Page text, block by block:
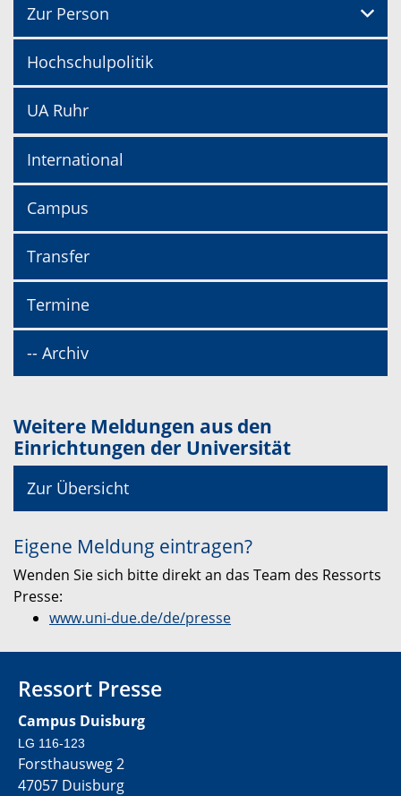
Zur Person
Hochschulpolitik
UA Ruhr
International
Campus
Transfer
Termine
-- Archiv
Weitere Meldungen aus den
Einrichtungen der Universität
Zur Übersicht
Eigene Meldung eintragen?
Wenden Sie sich bitte direkt an das Team des Ressorts
Presse:
www.uni-due.de/de/presse
Ressort Presse
Campus Duisburg
LG 116-123
Forsthausweg 2
47057 Duisburg